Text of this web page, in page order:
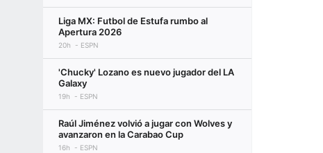
Liga MX: Futbol de Estufa rumbo al
Apertura 2026
20h ESPN
'Chucky' Lozano es nuevo jugador del LA
Galaxy
19h ESPN
Raúl Jiménez volvió a jugar con Wolves y
avanzaron en la Carabao Cup
16h ESPN